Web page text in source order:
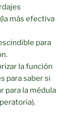
más efectiva
para
la función
para saber si
para la médula